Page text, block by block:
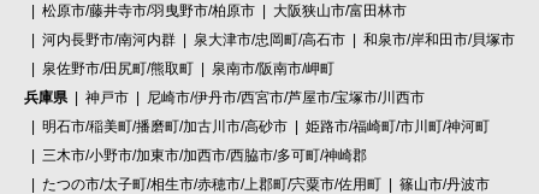
松原市/藤井寺市/羽曳野市/柏原市
大阪狭山市/富田林市
河内長野市/南河内群
泉大津市/忠岡町/高石市
和泉市/岸和田市/貝塚市
泉佐野市/田尻町/熊取町
泉南市/阪南市/岬町
兵庫県
神戸市
尼崎市/伊丹市/西宮市/芦屋市/宝塚市/川西市
明石市/稲美町/播磨町/加古川市/高砂市
姫路市/福崎町/市川町/神河町
三木市/小野市/加東市/加西市/西脇市/多可町/神崎郡
たつの市/太子町/相生市/赤穂市/上郡町/宍粟市/佐用町
篠山市/丹波市